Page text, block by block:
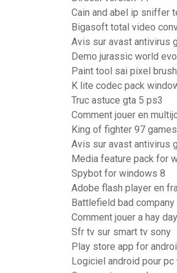
Cain and abel ip sniffer
Bigasoft total video
Avis sur avast antivirus
Demo jurassic world
Paint tool sai pixel
K lite codec pack
Truc astuce gta 5 ps3
Comment jouer en
King of fighter 97
Avis sur avast antivirus
Media feature pack for
Spybot for windows 8
Adobe flash player en
Battlefield bad
Comment jouer a hay
Sfr tv sur smart tv sony
Play store app for
Logiciel android pour